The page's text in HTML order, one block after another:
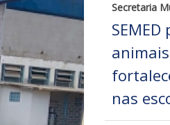
Secretaria
nas